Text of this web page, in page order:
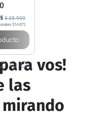
$35.990
$14.872
vos!
las